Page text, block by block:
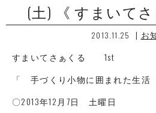
(土) 《 すまいてさ
2013.11.25 | お
すまいてさぁくる 1st
「 手づくり小物に囲まれた生活
〇2013年12月7日 土曜日